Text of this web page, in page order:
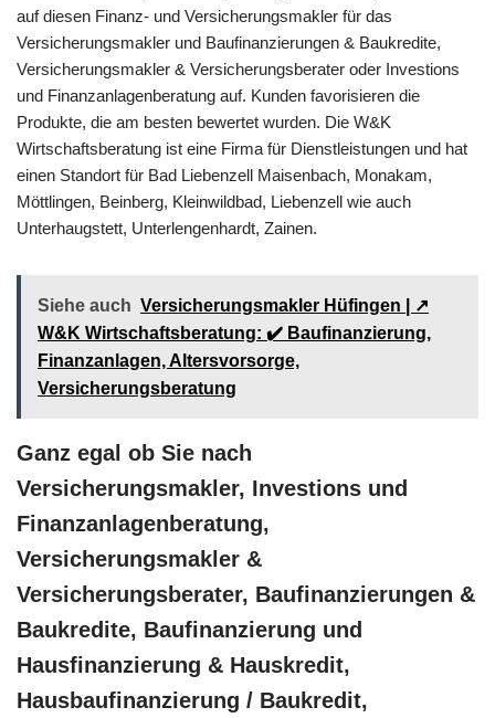
auf diesen Finanz- und Versicherungsmakler für das
Versicherungsmakler und Baufinanzierungen & Baukredite,
Versicherungsmakler & Versicherungsberater oder Investions
und Finanzanlagenberatung auf. Kunden favorisieren die
Produkte, die am besten bewertet wurden. Die W&K
Wirtschaftsberatung ist eine Firma für Dienstleistungen und hat
einen Standort für Bad Liebenzell Maisenbach, Monakam,
Möttlingen, Beinberg, Kleinwildbad, Liebenzell wie auch
Unterhaugstett, Unterlengenhardt, Zainen.
Siehe auch Versicherungsmakler Hüfingen | ↗️
W&K Wirtschaftsberatung: ✔️ Baufinanzierung,
Finanzanlagen, Altersvorsorge,
Versicherungsberatung
Ganz egal ob Sie nach
Versicherungsmakler, Investions und
Finanzanlagenberatung,
Versicherungsmakler &
Versicherungsberater, Baufinanzierungen &
Baukredite, Baufinanzierung und
Hausfinanzierung & Hauskredit,
Hausbaufinanzierung / Baukredit,